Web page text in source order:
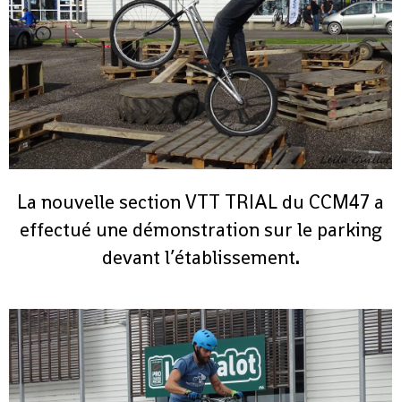
La nouvelle section VTT TRIAL du CCM47 a
effectué une démonstration sur le parking
devant l’établissement.